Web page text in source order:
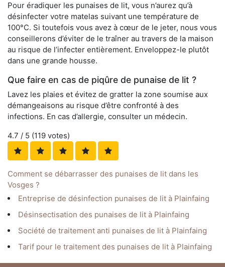
Pour éradiquer les punaises de lit, vous n’aurez qu’à
désinfecter votre matelas suivant une température de
100°C. Si toutefois vous avez à cœur de le jeter, nous vous
conseillerons d’éviter de le traîner au travers de la maison
au risque de l’infecter entièrement. Enveloppez-le plutôt
dans une grande housse.
Que faire en cas de piqûre de punaise de lit ?
Lavez les plaies et évitez de gratter la zone soumise aux
démangeaisons au risque d’être confronté à des
infections. En cas d’allergie, consulter un médecin.
4.7 / 5 (119 votes)
Comment se débarrasser des punaises de lit dans les
Vosges ?
Entreprise de désinfection punaises de lit à Plainfaing
Désinsectisation des punaises de lit à Plainfaing
Société de traitement anti punaises de lit à Plainfaing
Tarif pour le traitement des punaises de lit à Plainfaing